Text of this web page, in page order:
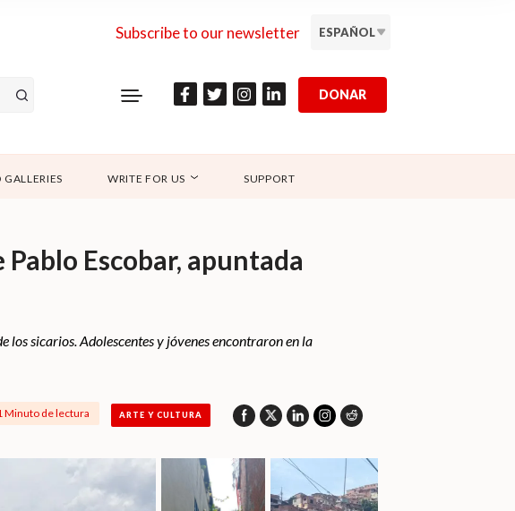
Subscribe to our newsletter ESPAÑOL
DONAR
GALLERIES WRITE FOR US SUPPORT
Escobar, apuntada
sicarios. Adolescentes y jóvenes encontraron en la
Minuto de lectura ARTE Y CULTURA